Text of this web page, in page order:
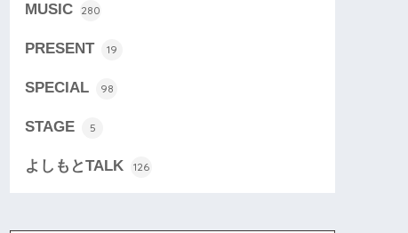
MUSIC 280
PRESENT 19
SPECIAL 98
STAGE 5
よしもとTALK 126